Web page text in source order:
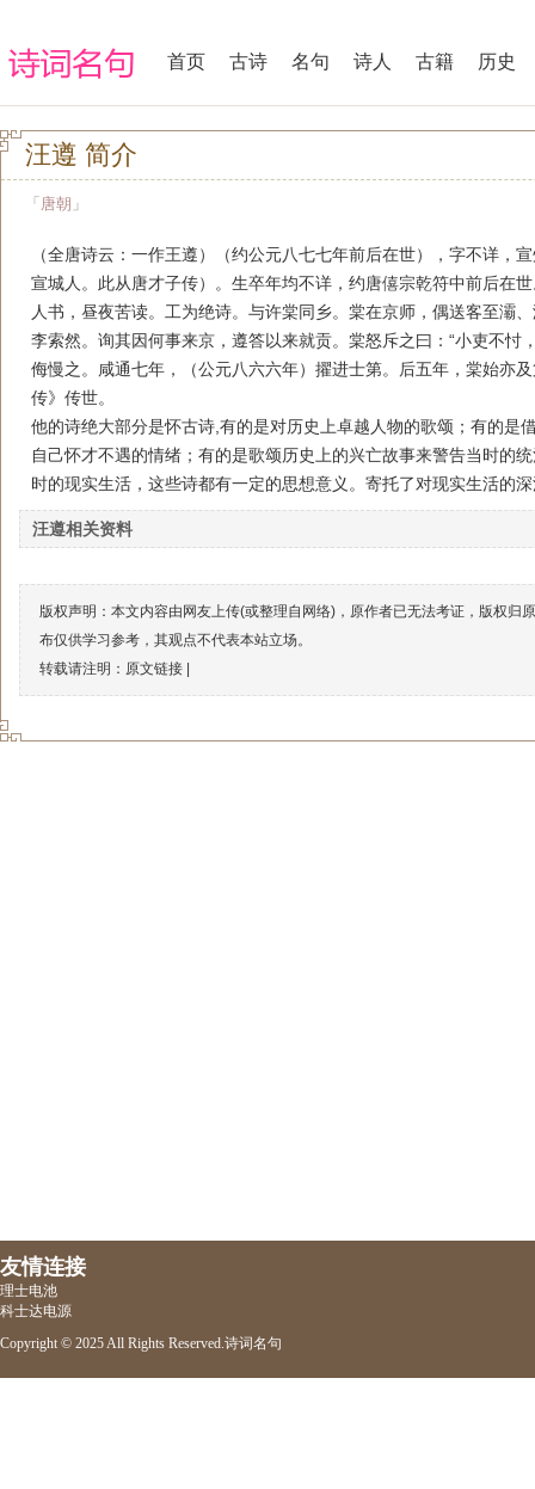
首页 古诗 名句 诗人 古籍 历史
汪遵 简介
「 唐朝 」
（全唐诗云：一作王遵）（约公元八七七年前后在世），字不详，
宣城人。此从唐才子传）。生卒年均不详，约唐僖宗乾符中前后在
人书，昼夜苦读。工为绝诗。与许棠同乡。棠在京师，偶送客至灞
李索然。询其因何事来京，遵答以来就贡。棠怒斥之曰：“小吏不忖
侮慢之。咸通七年，（公元八六六年）擢进士第。后五年，棠始亦
传》传世。
他的诗绝大部分是怀古诗,有的是对历史上卓越人物的歌颂；有的是
自己怀才不遇的情绪；有的是歌颂历史上的兴亡故事来警告当时的
时的现实生活，这些诗都有一定的思想意义。寄托了对现实生活的
汪遵相关资料
版权声明：本文内容由网友上传(或整理自网络)，原作者已无法考证，版权归
布仅供学习参考，其观点不代表本站立场。
转载请注明：原文链接 |
友情连接
理士电池
科士达电源
Copyright © 2025 All Rights Reserved.诗词名句